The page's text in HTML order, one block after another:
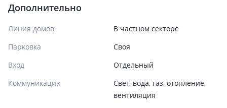
Дополнительно
Линия домов
В частном секторе
Парковка
Своя
Вход
Отдельный
Коммуникации
Свет, вода, газ, отопление,
вентиляция